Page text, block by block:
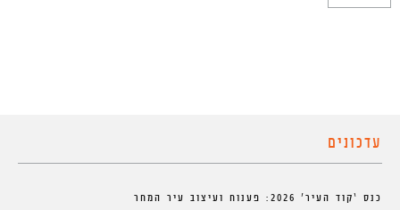
עדכונים
כנס ‘קוד העיר’ 2026: פענוח ועיצוב עיר המחר